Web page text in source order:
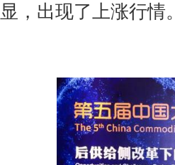
显，出现了上涨行情。